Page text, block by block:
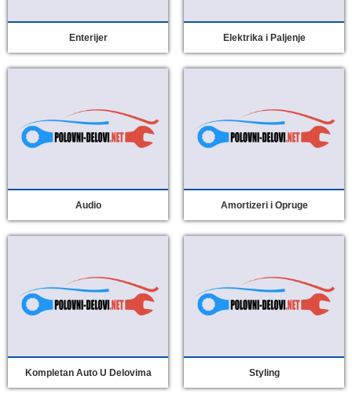
Enterijer Elektrika i Paljenje
Audio Amortizeri i Opruge
Kompletan Auto U Delovima Styling